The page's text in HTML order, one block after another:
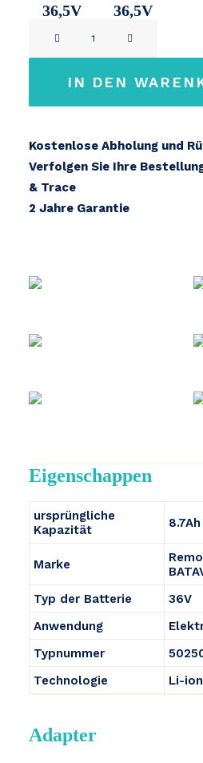
36,5V 36,5V
Batavus
IN DEN
Kostenlose Abholung und
Verfolgen Sie Ihre
& Trace
2 Jahre Garantie
Eigenschappen
ursprüngliche
Kapazität
8.7Ah
Marke
Typ der Batterie
36V
Anwendung
Typnummer
Technologie
Li-ion
Adapter